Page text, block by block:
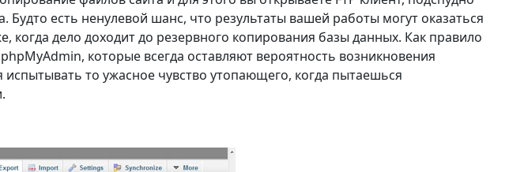
Будто есть ненулевой шанс, что результаты вашей работы могут оказаться
когда дело доходит до резервного копирования базы данных. Как правило
которые всегда оставляют вероятность возникновения
то ужасное чувство утопающего, когда пытаешься